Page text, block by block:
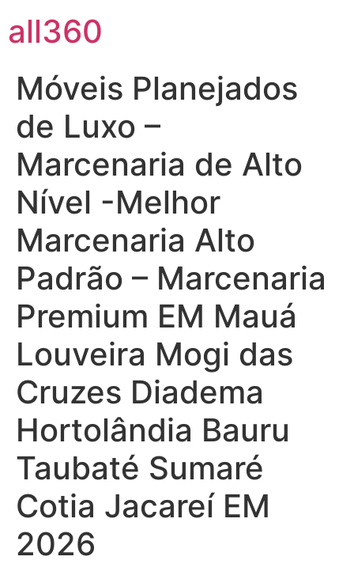
all360
Móveis Planejados
de Luxo –
Marcenaria de Alto
Nível -Melhor
Marcenaria Alto
Padrão – Marcenaria
Premium EM Mauá
Louveira Mogi das
Cruzes Diadema
Hortolândia Bauru
Taubaté Sumaré
Cotia Jacareí EM
2026